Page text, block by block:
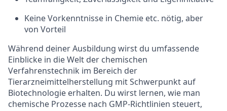
Keine Vorkenntnisse in Chemie etc. nötig, aber
von Vorteil
Während deiner Ausbildung wirst du umfassende
Einblicke in die Welt der chemischen
Verfahrenstechnik im Bereich der
Tierarzneimittelherstellung mit Schwerpunkt auf
Biotechnologie erhalten. Du wirst lernen, wie man
chemische Prozesse nach GMP-Richtlinien steuert,